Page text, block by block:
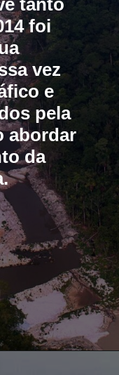
tanto
foi
vez
e
pela
abordar
da